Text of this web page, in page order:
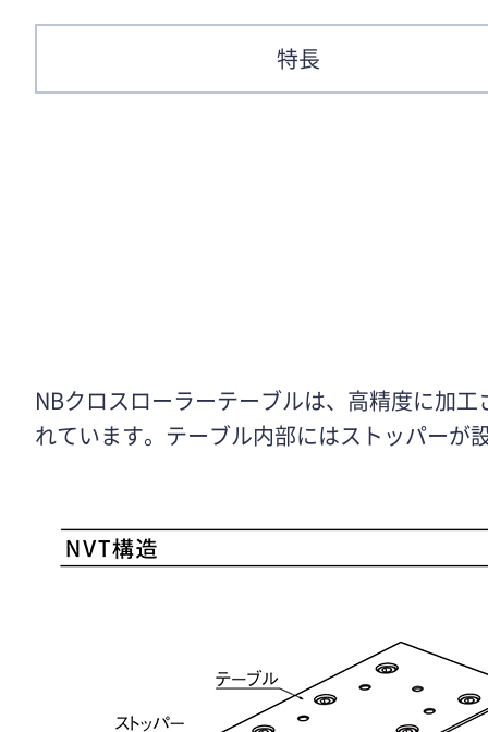
特長
NBクロスローラーテーブルは、高精度に加
れています。テーブル内部にはストッパーが